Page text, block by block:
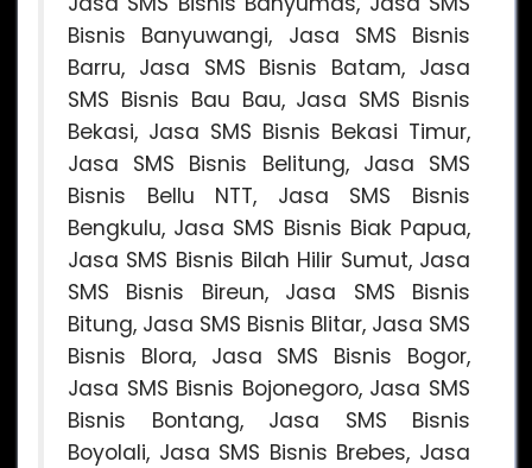
Bisnis Banyuwangi, Jasa SMS Bisnis
Barru, Jasa SMS Bisnis Batam, Jasa
SMS Bisnis Bau Bau, Jasa SMS Bisnis
Bekasi, Jasa SMS Bisnis Bekasi Timur,
Jasa SMS Bisnis Belitung, Jasa SMS
Bisnis Bellu NTT, Jasa SMS Bisnis
Bengkulu, Jasa SMS Bisnis Biak Papua,
Jasa SMS Bisnis Bilah Hilir Sumut, Jasa
SMS Bisnis Bireun, Jasa SMS Bisnis
Bitung, Jasa SMS Bisnis Blitar, Jasa SMS
Bisnis Blora, Jasa SMS Bisnis Bogor,
Jasa SMS Bisnis Bojonegoro, Jasa SMS
Bisnis Bontang, Jasa SMS Bisnis
Boyolali, Jasa SMS Bisnis Brebes, Jasa